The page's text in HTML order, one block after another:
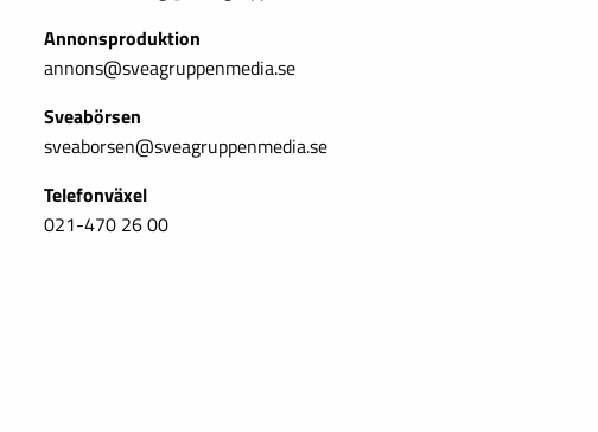
Annonsproduktion
annons@sveagruppenmedia.se
Sveabörsen
sveaborsen@sveagruppenmedia.se
Telefonväxel
021-470 26 00